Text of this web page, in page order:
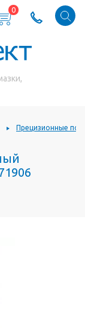
0
Прецизионные